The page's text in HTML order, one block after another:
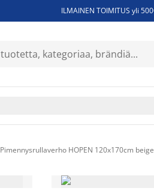
ILMAINEN TOIMITUS yli
Pimennysrullaverho HOPEN 120x170cm